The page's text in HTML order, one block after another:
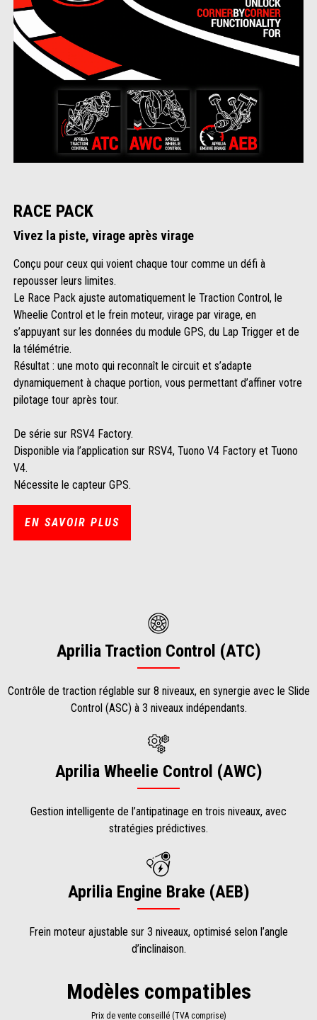
RACE PACK
Vivez la piste, virage après virage
Conçu pour ceux qui voient chaque tour comme un défi à
repousser leurs limites.
Le Race Pack ajuste automatiquement le Traction Control, le
Wheelie Control et le frein moteur, virage par virage, en
s’appuyant sur les données du module GPS, du Lap Trigger et de
la télémétrie.
Résultat : une moto qui reconnaît le circuit et s’adapte
dynamiquement à chaque portion, vous permettant d’affiner votre
pilotage tour après tour.
De série sur RSV4 Factory.
Disponible via l’application sur RSV4, Tuono V4 Factory et Tuono
V4.
Nécessite le capteur GPS.
EN SAVOIR PLUS
Aprilia Traction Control (ATC)
Contrôle de traction réglable sur 8 niveaux, en synergie avec le Slide
Control (ASC) à 3 niveaux indépendants.
Aprilia Wheelie Control (AWC)
Gestion intelligente de l’antipatinage en trois niveaux, avec
stratégies prédictives.
Aprilia Engine Brake (AEB)
Frein moteur ajustable sur 3 niveaux, optimisé selon l’angle
d’inclinaison.
Modèles compatibles
Prix de vente conseillé (TVA comprise)